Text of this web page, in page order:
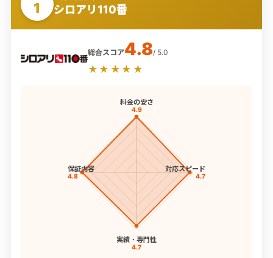
1 シロアリ110番
総合スコア4.8/ 5.0
★★★★★
料金の安さ
4.9
対応スピード
4.7
実績・専門性
4.7
保証内容
4.8